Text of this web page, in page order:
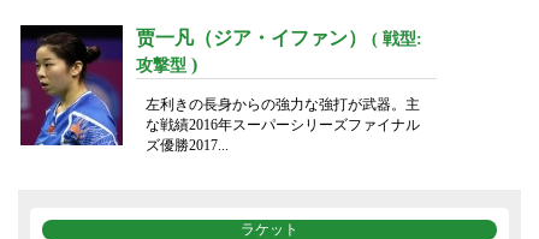
贾一凡（ジア・イファン） ( 戦型:
攻撃型 )
左利きの長身からの強力な強打が武器。主
な戦績2016年スーパーシリーズファイナル
ズ優勝2017...
ラケット